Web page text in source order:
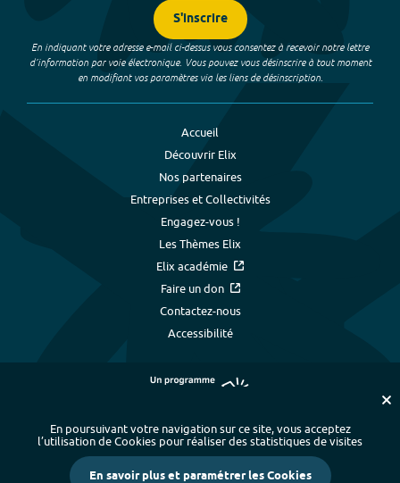
S'inscrire
En indiquant votre adresse e-mail ci-dessus vous consentez à recevoir notre lettre
d’information par voie électronique. Vous pouvez vous désinscrire à tout moment
en modifiant vos paramètres via les liens de désinscription.
Accueil
Découvrir Elix
Nos partenaires
Entreprises et Collectivités
Engagez-vous !
Les Thèmes Elix
Elix académie
Faire un don
Contactez-nous
Accessibilité
Plan du site - Index alphabétique
-
Mentions légales et données personnelles
- Paramétrer les cookies
En poursuivant votre navigation sur ce site, vous acceptez
l’utilisation de Cookies pour réaliser des statistiques de visites
En savoir plus et paramétrer les Cookies